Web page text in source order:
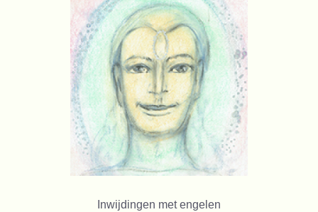
Inwijdingen met engelen